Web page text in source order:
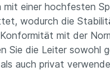
mit einer hochfesten
wodurch die
mit der
Sie die Leiter sowohl
auch privat